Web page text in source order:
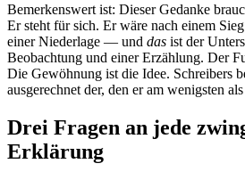
Bemerkenswert ist: Dieser Gedanke
Er steht für sich. Er wäre nach einem
einer Niederlage — und das ist der
Beobachtung und einer Erzählung. Der
Die Gewöhnung ist die Idee. Schreibers
ausgerechnet der, den er am wenigsten
Drei Fragen an jede
Erklärung